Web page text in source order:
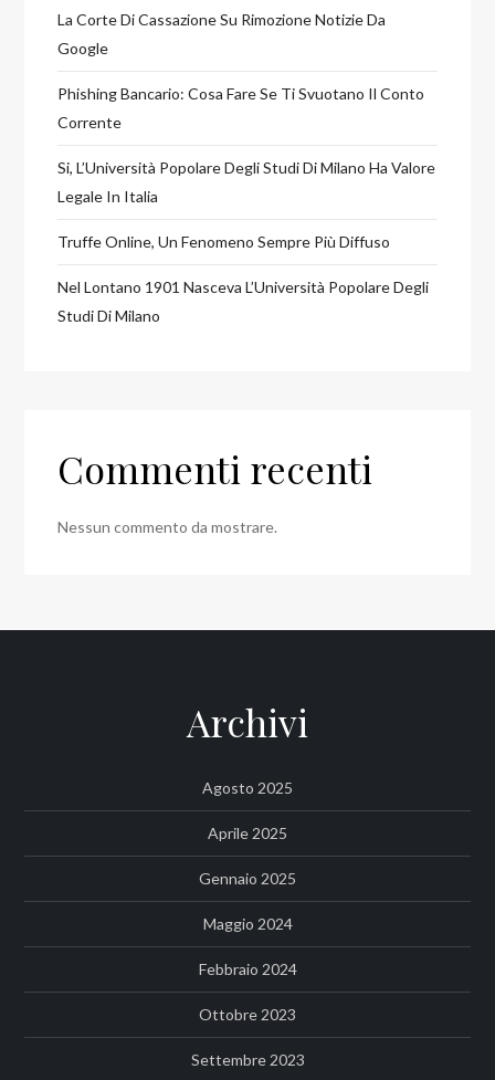
La Corte Di Cassazione Su Rimozione Notizie Da
Google
Phishing Bancario: Cosa Fare Se Ti Svuotano Il Conto
Corrente
Si, L’Università Popolare Degli Studi Di Milano Ha Valore
Legale In Italia
Truffe Online, Un Fenomeno Sempre Più Diffuso
Nel Lontano 1901 Nasceva L’Università Popolare Degli
Studi Di Milano
Commenti recenti
Nessun commento da mostrare.
Archivi
Agosto 2025
Aprile 2025
Gennaio 2025
Maggio 2024
Febbraio 2024
Ottobre 2023
Settembre 2023